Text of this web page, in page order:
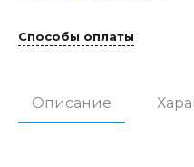
Способы оплаты
Описание